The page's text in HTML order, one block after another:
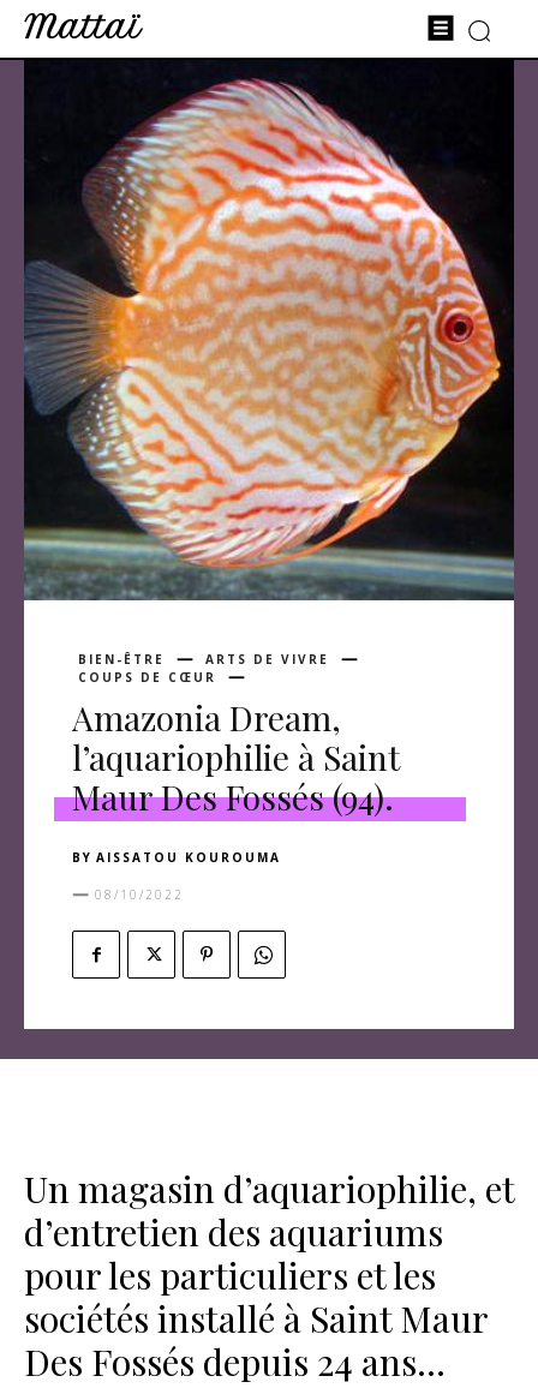
Mattaï
BIEN-ÊTRE
ARTS DE VIVRE
COUPS DE CŒUR
Amazonia Dream,
l’aquariophilie à Saint
Maur Des Fossés (94).
BY AISSATOU KOUROUMA
08/10/2022
Un magasin d’aquariophilie, et
d’entretien des aquariums
pour les particuliers et les
sociétés installé à Saint Maur
Des Fossés depuis 24 ans…